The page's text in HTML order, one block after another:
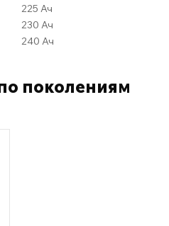
225 Ач
230 Ач
240 Ач
поколениям